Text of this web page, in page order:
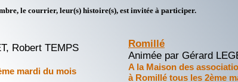
le courrier, leur(s) histoire(s), est invitée à participer.
Romillé
Animée par Gérard
A la Maison des
à Romillé tous les 2ème
Robert TEMPS
mardi du mois